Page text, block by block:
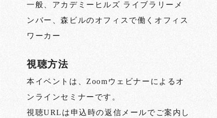
一般、アカデミーヒルズ ライブラリーメ
ンバー、森ビルのオフィスで働くオフィス
ワーカー
視聴方法
本イベントは、Zoomウェビナーによるオ
ンラインセミナーです。
視聴URLは申込時の返信メールでご案内し